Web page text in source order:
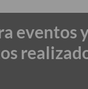
eventos